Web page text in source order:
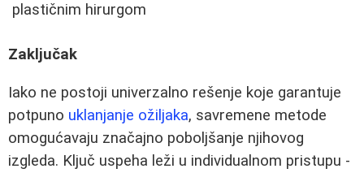
plastičnim hirurgom
Zaključak
Iako ne postoji univerzalno rešenje koje garantuje
potpuno uklanjanje ožiljaka, savremene metode
omogućavaju značajno poboljšanje njihovog
izgleda. Ključ uspeha leži u individualnom pristupu -